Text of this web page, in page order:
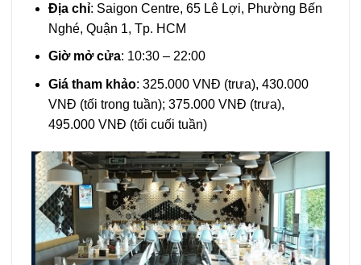
Địa chỉ: Saigon Centre, 65 Lê Lợi, Phường Bến
Nghé, Quận 1, Tp. HCM
Giờ mở cửa: 10:30 – 22:00
Giá tham khảo: 325.000 VNĐ (trưa), 430.000
VNĐ (tối trong tuần); 375.000 VNĐ (trưa),
495.000 VNĐ (tối cuối tuần)